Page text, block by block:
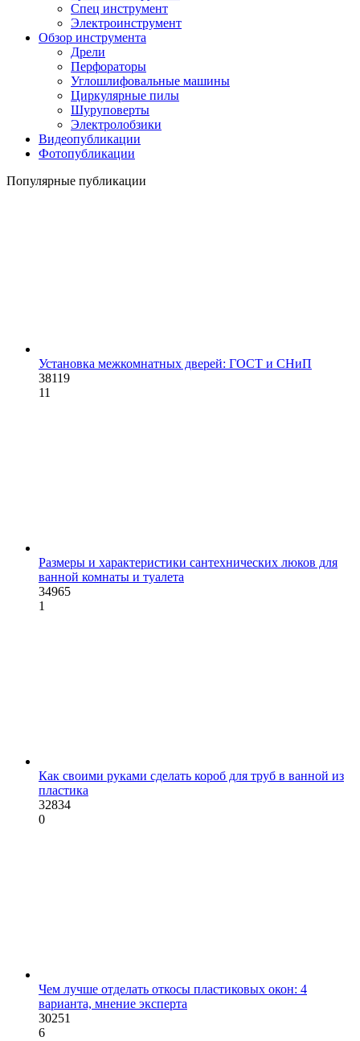
Спец инструмент
Электроинструмент
Обзор инструмента
Дрели
Перфораторы
Углошлифовальные машины
Циркулярные пилы
Шуруповерты
Электролобзики
Видеопубликации
Фотопубликации
Популярные публикации
Установка межкомнатных дверей: ГОСТ и СНиП
38119
11
Размеры и характеристики сантехнических люков для
ванной комнаты и туалета
34965
1
Как своими руками сделать короб для труб в ванной из
пластика
32834
0
Чем лучше отделать откосы пластиковых окон: 4
варианта, мнение эксперта
30251
6